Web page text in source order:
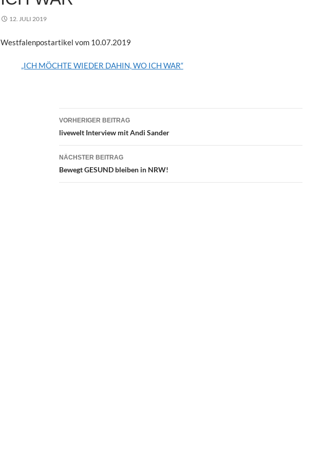
12. JULI 2019
Westfalenpostartikel vom 10.07.2019
„ICH MÖCHTE WIEDER DAHIN, WO ICH WAR“
Beitragsnavigation
VORHERIGER BEITRAG
livewelt Interview mit Andi Sander
NÄCHSTER BEITRAG
Bewegt GESUND bleiben in NRW!